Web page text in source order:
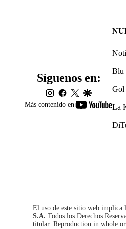
Más contenido en
Síguenos en:
instagram
facebook
twittergoogle
Blu
Gol
La
El uso de este sitio web implica
S.A. Todos los Derechos
titular. Reproduction in whole